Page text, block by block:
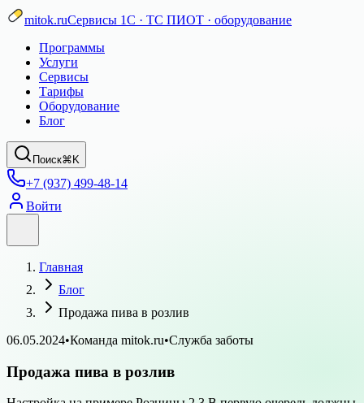
mitok.ruСервисы 1С · ТС ПИОТ · оборудование
Программы
Услуги
Сервисы
Тарифы
Оборудование
Блог
Поиск⌘K
+7 (937) 499-48-14
Войти
Главная
Блог
Продажа пива в розлив
06.05.2024•Команда mitok.ru•Служба заботы
Продажа пива в розлив